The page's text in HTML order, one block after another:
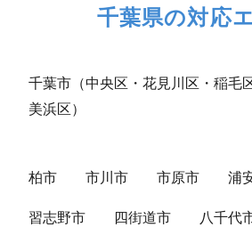
千葉県の対応
千葉市（中央区・花見川区・稲毛
美浜区）
柏市 市川市 市原市 浦
習志野市 四街道市 八千代